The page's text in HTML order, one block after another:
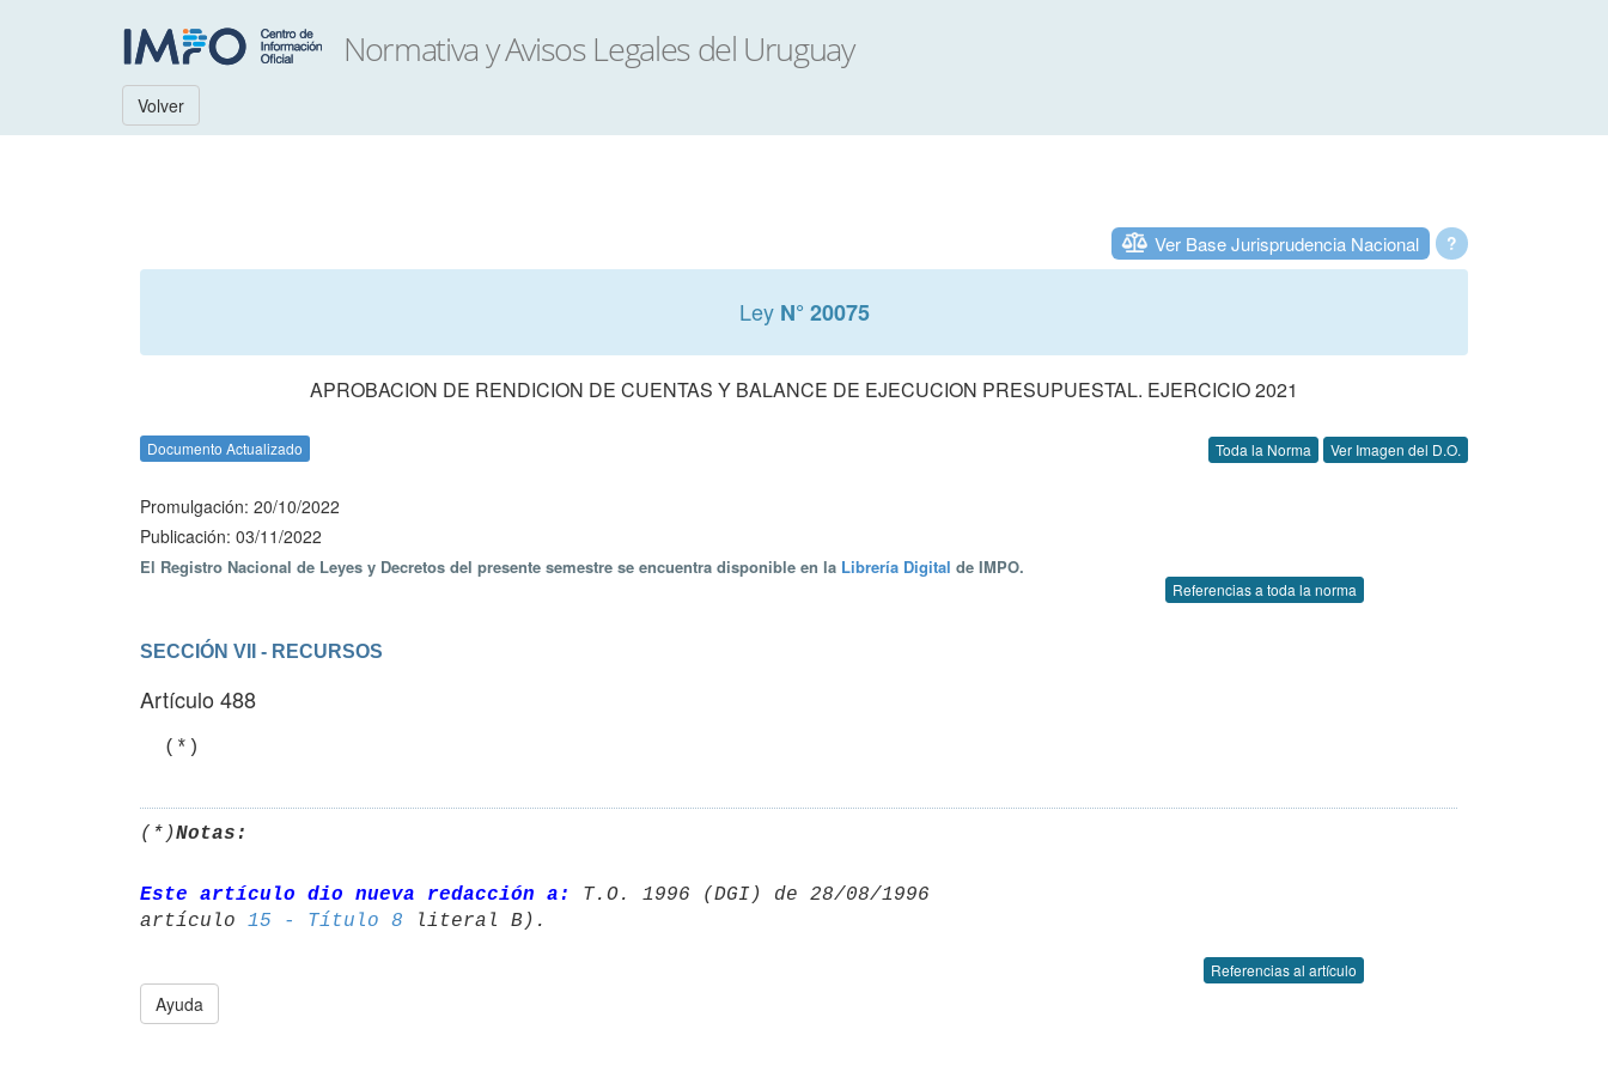
Volver
?
Ver Base Jurisprudencia Nacional
Ley N° 20075
APROBACION DE RENDICION DE CUENTAS Y BALANCE DE EJECUCION PRESUPUESTAL. EJERCICIO 2021
Documento Actualizado Toda la Norma Ver Imagen del D.O.
Promulgación: 20/10/2022
Publicación: 03/11/2022
El Registro Nacional de Leyes y Decretos del presente semestre se encuentra disponible en la Librería Digital de IMPO.
Referencias a toda la norma
SECCIÓN VII - RECURSOS
Artículo 488
  (*)
(*)Notas:
Este artículo dio nueva redacción a:
T.O. 1996 (DGI) de 28/08/1996
artículo 15 - Título 8
Referencias al artículo
Ayuda